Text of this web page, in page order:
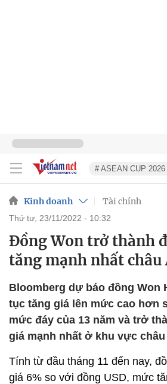
# ASEAN CUP 2026
Kinh doanh Tài chính
thứ tư, 23/11/2022 - 10:32
Đồng Won trở thành
tăng mạnh nhất châu
Bloomberg dự báo đồng Won
tục tăng giá lên mức cao hơn
mức đáy của 13 năm và trở
giá mạnh nhất ở khu vực châu
Tính từ đầu tháng 11 đến nay,
giá 6% so với đồng USD, mức